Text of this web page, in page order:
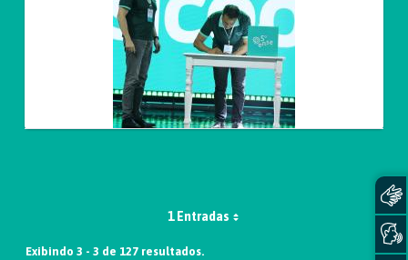
1 Entradas
Exibindo 3 - 3 de 127 resultados.